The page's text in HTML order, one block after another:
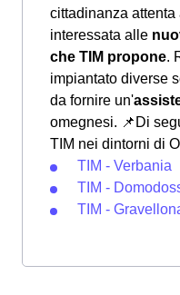
cittadinanza
interessata alle
che TIM propone.
impiantato diverse
da fornire un'
omegnesi. 📌Di
TIM nei dintorni di
TIM - Verbania
TIM -
TIM -